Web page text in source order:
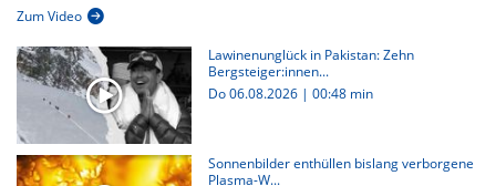
Zum Video
Lawinenunglück in Pakistan: Zehn
Bergsteiger:innen...
Do 06.08.2026 | 00:48 min
Sonnenbilder enthüllen bislang verborgene
Plasma-W...